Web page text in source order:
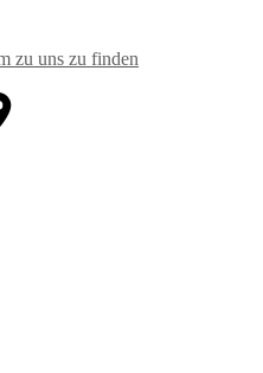
zu uns zu finden